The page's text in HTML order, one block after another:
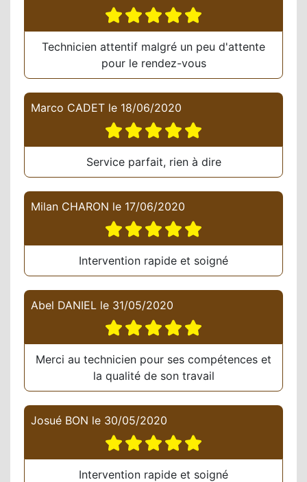
Technicien attentif malgré un peu d'attente
pour le rendez-vous
Marco CADET le 18/06/2020
Service parfait, rien à dire
Milan CHARON le 17/06/2020
Intervention rapide et soigné
Abel DANIEL le 31/05/2020
Merci au technicien pour ses compétences et
la qualité de son travail
Josué BON le 30/05/2020
Intervention rapide et soigné